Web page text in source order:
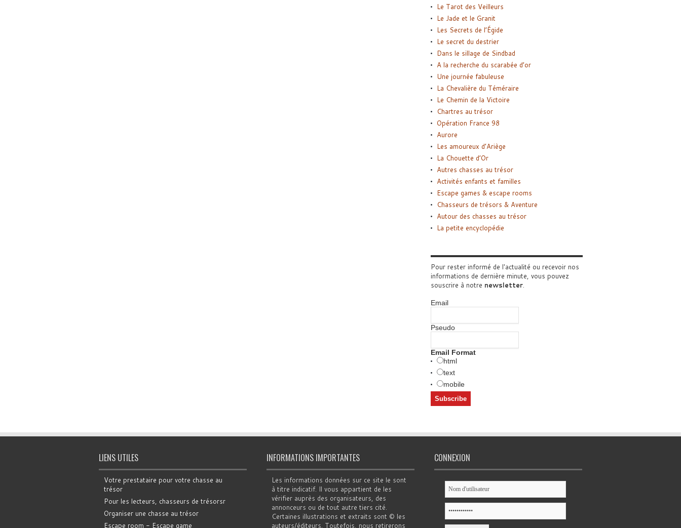
Le Tarot des Veilleurs
Le Jade et le Granit
Les Secrets de l’Égide
Le secret du destrier
Dans le sillage de Sindbad
A la recherche du scarabée d’or
Une journée fabuleuse
La Chevalière du Téméraire
Le Chemin de la Victoire
Chartres au trésor
Opération France 98
Aurore
Les amoureux d’Ariège
La Chouette d’Or
Autres chasses au trésor
Activités enfants et familles
Escape games & escape rooms
Chasseurs de trésors & Aventure
Autour des chasses au trésor
La petite encyclopédie
Pour rester informé de l'actualité ou recevoir nos
informations de dernière minute, vous pouvez
souscrire à notre newsletter.
Email
Pseudo
Email Format
html
text
mobile
LIENS UTILES
Votre prestataire pour votre chasse au
trésor
Pour les lecteurs, chasseurs de trésorsr
Organiser une chasse au trésor
Escape room - Escape game
INFORMATIONS IMPORTANTES
Les informations données sur ce site le sont
à titre indicatif. Il vous appartient de les
vérifier auprès des organisateurs, des
annonceurs ou de tout autre tiers cité.
Certaines illustrations et extraits sont © les
auteurs/éditeurs. Toutefois, nous retirerons
CONNEXION